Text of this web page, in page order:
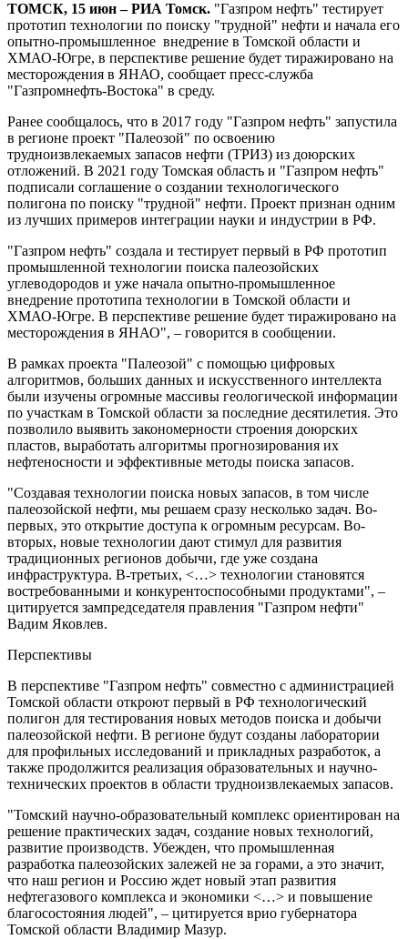
ТОМСК, 15 июн – РИА Томск. "Газпром нефть" тестирует
прототип технологии по поиску "трудной" нефти и начала его
опытно-промышленное внедрение в Томской области и
ХМАО-Югре, в перспективе решение будет тиражировано на
месторождения в ЯНАО, сообщает пресс-служба
"Газпромнефть-Востока" в среду.
Ранее сообщалось, что в 2017 году "Газпром нефть" запустила
в регионе проект "Палеозой" по освоению
трудноизвлекаемых запасов нефти (ТРИЗ) из доюрских
отложений. В 2021 году Томская область и "Газпром нефть"
подписали соглашение о создании технологического
полигона по поиску "трудной" нефти. Проект признан одним
из лучших примеров интеграции науки и индустрии в РФ.
"Газпром нефть" создала и тестирует первый в РФ прототип
промышленной технологии поиска палеозойских
углеводородов и уже начала опытно-промышленное
внедрение прототипа технологии в Томской области и
ХМАО-Югре. В перспективе решение будет тиражировано на
месторождения в ЯНАО", – говорится в сообщении.
В рамках проекта "Палеозой" с помощью цифровых
алгоритмов, больших данных и искусственного интеллекта
были изучены огромные массивы геологической информации
по участкам в Томской области за последние десятилетия. Это
позволило выявить закономерности строения доюрских
пластов, выработать алгоритмы прогнозирования их
нефтеносности и эффективные методы поиска запасов.
"Создавая технологии поиска новых запасов, в том числе
палеозойской нефти, мы решаем сразу несколько задач. Во-
первых, это открытие доступа к огромным ресурсам. Во-
вторых, новые технологии дают стимул для развития
традиционных регионов добычи, где уже создана
инфраструктура. В-третьих, <…> технологии становятся
востребованными и конкурентоспособными продуктами", –
цитируется зампредседателя правления "Газпром нефти"
Вадим Яковлев.
Перспективы
В перспективе "Газпром нефть" совместно с администрацией
Томской области откроют первый в РФ технологический
полигон для тестирования новых методов поиска и добычи
палеозойской нефти. В регионе будут созданы лаборатории
для профильных исследований и прикладных разработок, а
также продолжится реализация образовательных и научно-
технических проектов в области трудноизвлекаемых запасов.
"Томский научно-образовательный комплекс ориентирован на
решение практических задач, создание новых технологий,
развитие производств. Убежден, что промышленная
разработка палеозойских залежей не за горами, а это значит,
что наш регион и Россию ждет новый этап развития
нефтегазового комплекса и экономики <…> и повышение
благосостояния людей", – цитируется врио губернатора
Томской области Владимир Мазур.